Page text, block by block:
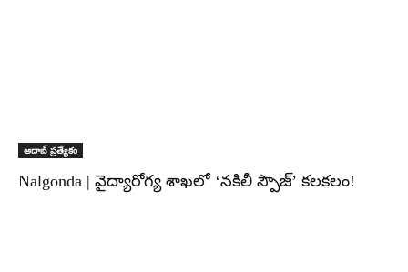
ఆదాబ్ ప్రత్యేకం
Nalgonda | వైద్యారోగ్య శాఖలో ‘నకిలీ స్పౌజ్’ కలకలం!